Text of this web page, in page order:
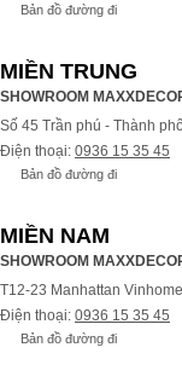
Bản đồ đường đi
MIỀN TRUNG
SHOWROOM
Số 45 Trần phú - Thành
Điện thoại: 0936 15 35 45
Bản đồ đường đi
MIỀN NAM
SHOWROOM
T12-23 Manhattan
Điện thoại: 0936 15 35 45
Bản đồ đường đi